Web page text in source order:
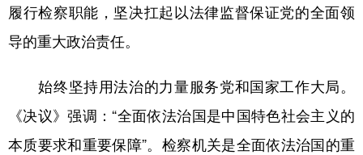
履行检察职能，坚决扛起以法律监督保证党的全面领
导的重大政治责任。
始终坚持用法治的力量服务党和国家工作大局。
《决议》强调：“全面依法治国是中国特色社会主义的
本质要求和重要保障”。检察机关是全面依法治国的重